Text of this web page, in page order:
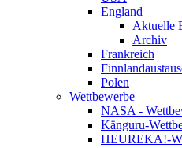
England
Aktuelle
Archiv
Frankreich
Polen
Wettbewerbe
NASA -
Känguru-
HEUREKA!-